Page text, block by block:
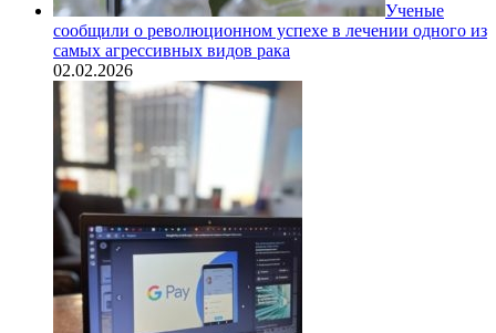
Ученые
сообщили о революционном успехе в лечении одного из
самых агрессивных видов рака
02.02.2026